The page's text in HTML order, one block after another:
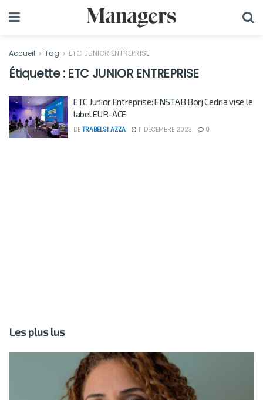
Accueil Tag ETC JUNIOR ENTREPRISE
Étiquette : ETC JUNIOR ENTREPRISE
ETC Junior Entreprise: ENSTAB Borj Cedria vise le
label EUR-ACE
DE TRABELSI AZZA 11 DÉCEMBRE 2023 0
Les plus lus